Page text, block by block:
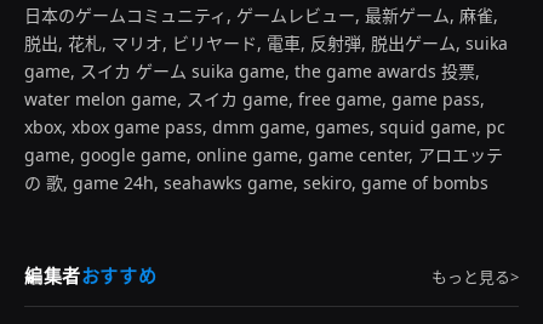
日本のゲームコミュニティ, ゲームレビュー, 最新ゲーム, 麻雀,
脱出, 花札, マリオ, ビリヤード, 電車, 反射弾, 脱出ゲーム, suika
game, スイカ ゲーム suika game, the game awards 投票,
water melon game, スイカ game, free game, game pass,
xbox, xbox game pass, dmm game, games, squid game, pc
game, google game, online game, game center, アロエッテ
の 歌, game 24h, seahawks game, sekiro, game of bombs
編集者おすすめ もっと見る>